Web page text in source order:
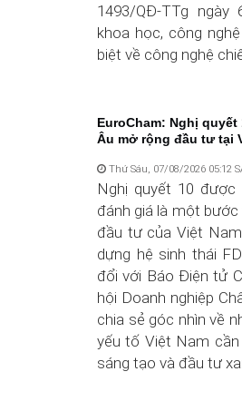
1493/QĐ-TTg ngày
khoa học, công
biệt về công nghệ
EuroCham: Nghị
Âu mở rộng đầu tư tại
Thứ Sáu, 07/08/2026 05:12
Nghị quyết 10 được
đánh giá là một
đầu tư của Việt
dựng hệ sinh thái
đổi với Báo Điện tử
hội Doanh nghiệp
chia sẻ góc nhìn về
yếu tố Việt Nam
sáng tạo và đầu tư